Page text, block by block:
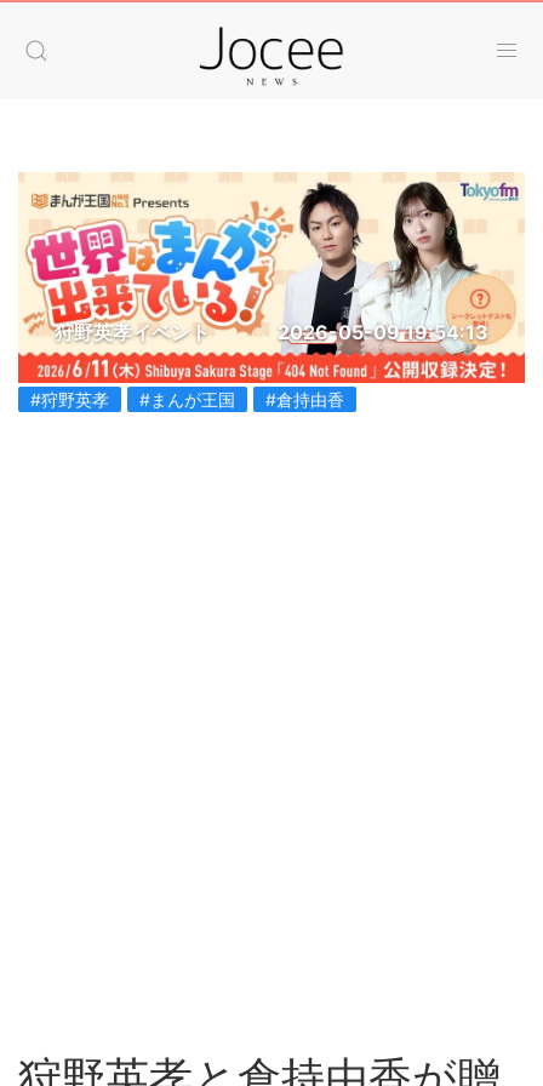
狩野英孝イベント 2026-05-09 19:54:13
#狩野英孝 #まんが王国 #倉持由香